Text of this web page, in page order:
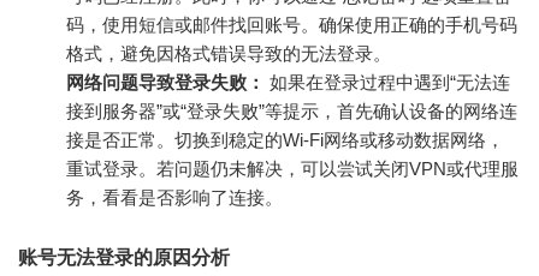
码，使用短信或邮件找回账号。确保使用正确的手机号码
格式，避免因格式错误导致的无法登录。
网络问题导致登录失败： 如果在登录过程中遇到“无法连
接到服务器”或“登录失败”等提示，首先确认设备的网络连
接是否正常。切换到稳定的Wi-Fi网络或移动数据网络，
重试登录。若问题仍未解决，可以尝试关闭VPN或代理服
务，看看是否影响了连接。
账号无法登录的原因分析